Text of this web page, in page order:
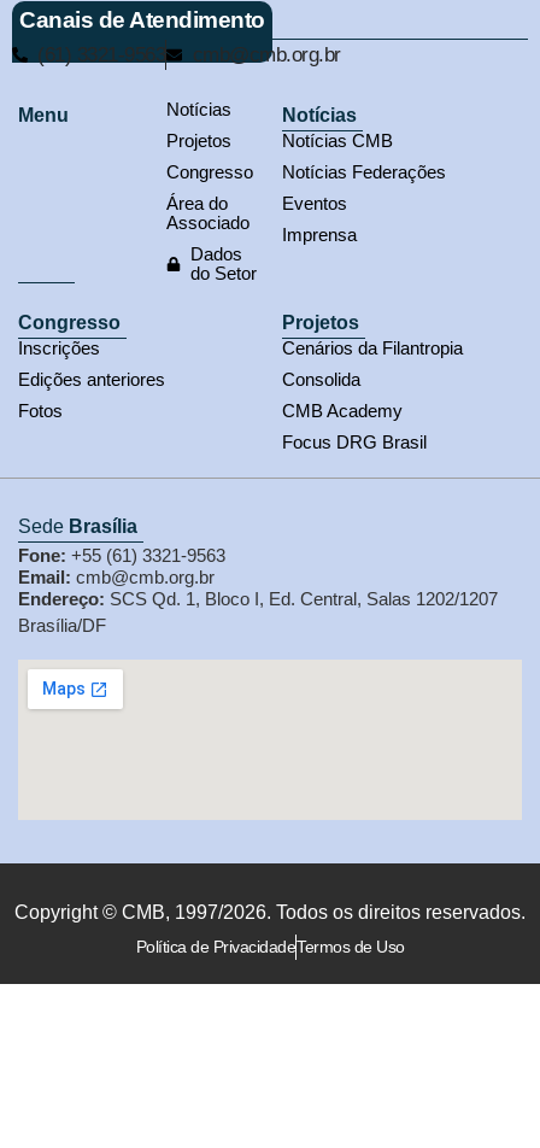
Canais de Atendimento
(61) 3321-9563 cmb@cmb.org.br
Menu
Notícias
Projetos
Congresso
Área do
Associado
Dados
do Setor
Notícias
Notícias CMB
Notícias Federações
Eventos
Imprensa
Congresso
Inscrições
Edições anteriores
Fotos
Projetos
Cenários da Filantropia
Consolida
CMB Academy
Focus DRG Brasil
Sede Brasília
Fone: +55 (61) 3321-9563
Email: cmb@cmb.org.br
Endereço: SCS Qd. 1, Bloco I, Ed. Central, Salas 1202/1207
Brasília/DF
Copyright © CMB, 1997/2026. Todos os direitos reservados.
Política de PrivacidadeTermos de Uso